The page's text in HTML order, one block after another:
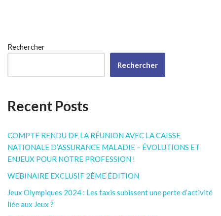
Rechercher
Rechercher
Recent Posts
COMPTE RENDU DE LA RÉUNION AVEC LA CAISSE
NATIONALE D’ASSURANCE MALADIE – ÉVOLUTIONS ET
ENJEUX POUR NOTRE PROFESSION !
WEBINAIRE EXCLUSIF 2ÈME ÉDITION
Jeux Olympiques 2024 : Les taxis subissent une perte d’activité
liée aux Jeux ?